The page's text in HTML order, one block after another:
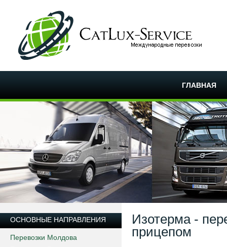
ГЛАВНАЯ
ОСНОВНЫЕ НАПРАВЛЕНИЯ
Перевозки Молдова
Изотерма -
прицепом